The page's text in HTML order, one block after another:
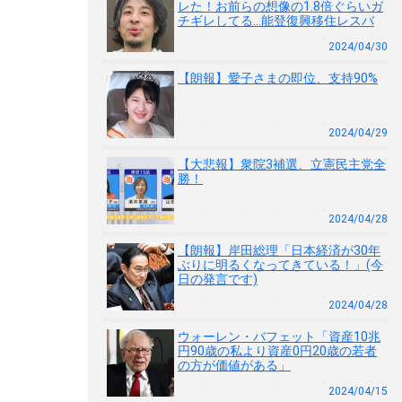
レた！お前らの想像の1.8倍ぐらいガ
チギレしてる…能登復興移住レスバ
2024/04/30
【朗報】愛子さまの即位、支持90%
2024/04/29
【大悲報】衆院3補選、立憲民主党全
勝！
2024/04/28
【朗報】岸田総理「日本経済が30年
ぶりに明るくなってきている！」(今
日の発言です)
2024/04/28
ウォーレン・バフェット「資産10兆
円90歳の私より資産0円20歳の若者
の方が価値がある」
2024/04/15